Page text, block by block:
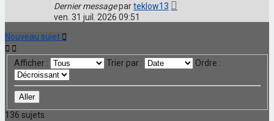
Dernier messageparteklow13
ven. 31 juil. 2026 09:51
Nouveau sujet
Afficher : Trier par : Ordre :
136 sujets